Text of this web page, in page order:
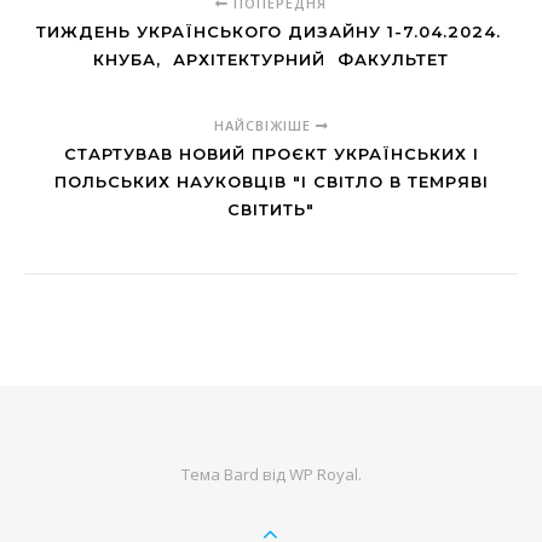
ТИЖДЕНЬ УКРАЇНСЬКОГО ДИЗАЙНУ 1-7.04.2024.
КНУБА, АРХІТЕКТУРНИЙ ФАКУЛЬТЕТ
НАЙСВІЖІШЕ
СТАРТУВАВ НОВИЙ ПРОЄКТ УКРАЇНСЬКИХ І
ПОЛЬСЬКИХ НАУКОВЦІВ "І СВІТЛО В ТЕМРЯВІ
СВІТИТЬ"
Тема Bard відWP Royal.